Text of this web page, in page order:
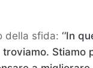
della sfida: ‘’In